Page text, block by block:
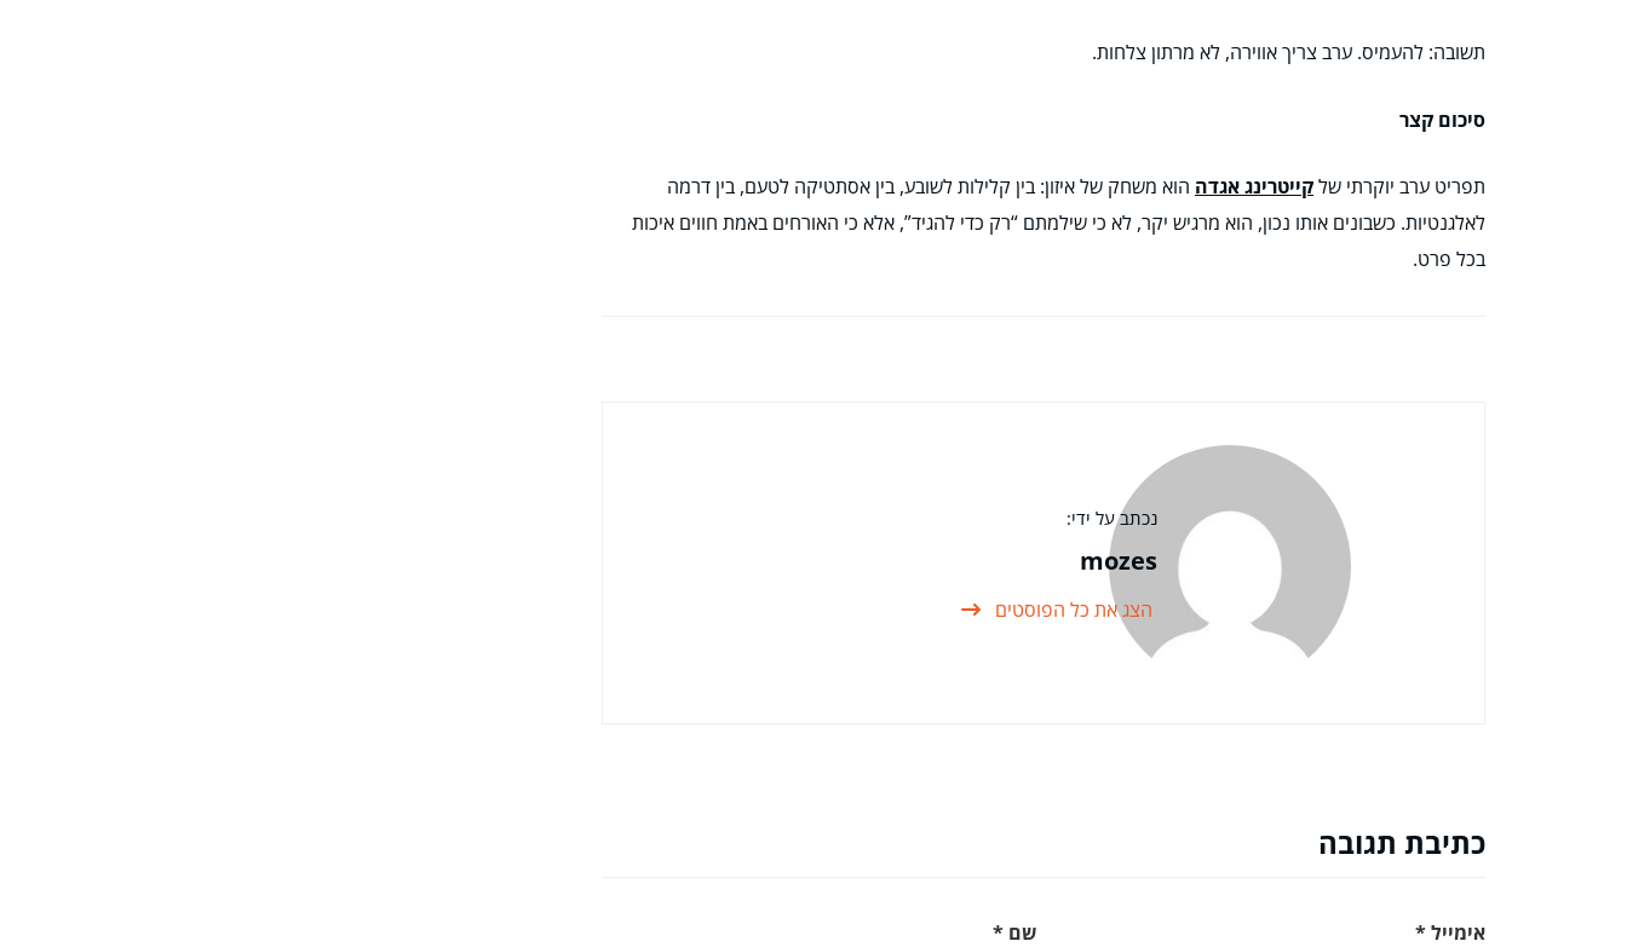
תשובה: להעמיס. ערב צריך אווירה, לא מרתון צלחות.
סיכום קצר
תפריט ערב יוקרתי שלקייטרינג אגדה הוא משחק של איזון: בין קלילות לשובע, בין אסתטיקה לטעם, בין דרמה
לאלגנטיות. כשבונים אותו נכון, הוא מרגיש יקר, לא כי שילמתם “רק כדי להגיד”, אלא כי האורחים באמת חווים איכות
בכל פרט.
נכתב על ידי:
mozes
הצג את כל הפוסטים
כתיבת תגובה
שם * אימייל*